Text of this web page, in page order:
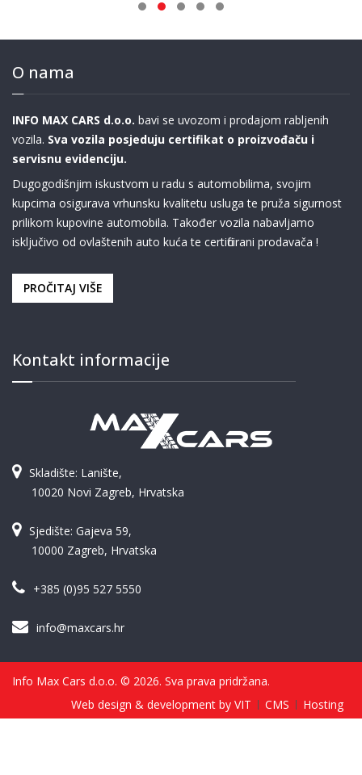
O nama
INFO MAX CARS d.o.o. bavi se uvozom i prodajom rabljenih
vozila. Sva vozila posjeduju certifikat o proizvođaču i
servisnu evidenciju.
Dugogodišnjim iskustvom u radu s automobilima, svojim
kupcima osigurava vrhunsku kvalitetu usluga te pruža sigurnost
prilikom kupovine automobila. Također vozila nabavljamo
isključivo od ovlaštenih auto kuća te certificirani prodavača !
PROČITAJ VIŠE
Kontakt informacije
Skladište: Lanište,
10020 Novi Zagreb, Hrvatska
Sjedište: Gajeva 59,
10000 Zagreb, Hrvatska
+385 (0)95 527 5550
info@maxcars.hr
Info Max Cars d.o.o. © 2026. Sva prava pridržana.
Web design & development by VIT
CMS Hosting